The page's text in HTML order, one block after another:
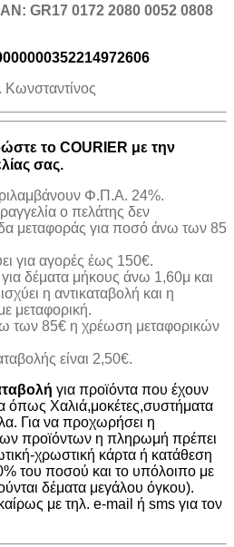
GR17 0172 2080 0052 0808
το COURIER με την
σας.
Φ.Π.Α. 24%.
ο πελάτης δεν
μεταφοράς για ποσό άνω των 85
για αγορές έως 150€.
δέματα μήκους άνω 1,60μ και
η αντικαταβολή και η
μεταφορική.
των 85€ η χρέωση μεταφορικών
είναι 2,50€.
για προϊόντα που έχουν
όπως Χαλιά,μοκέτες,συστήματα
Για να προχωρήσει η
προϊόντων η πληρωμή πρέπει
χρωστική κάρτα ή κατάθεση
του ποσού και το υπόλοιπο με
δέματα μεγάλου όγκου).
με τηλ. e-mail ή sms για τον